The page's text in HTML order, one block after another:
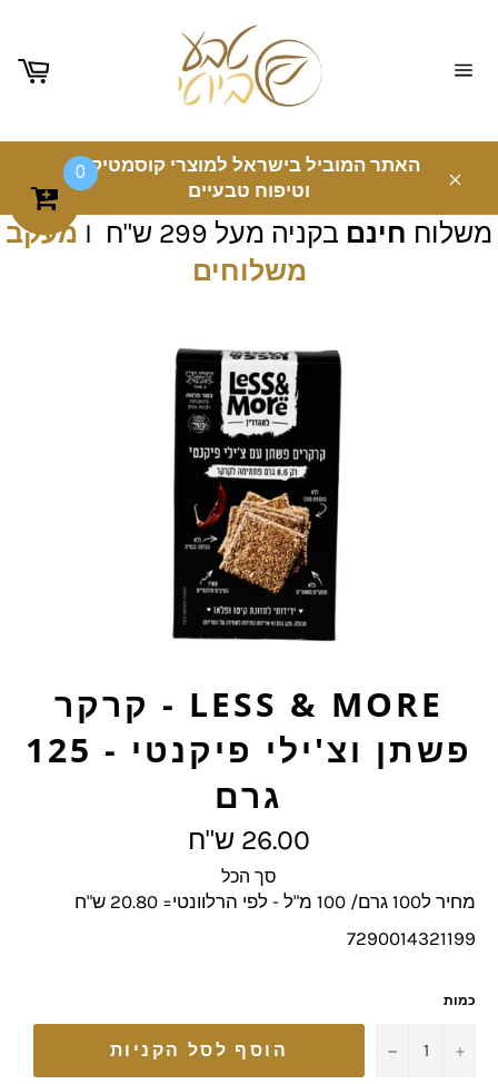
האתר המוביל בישראל למוצרי קוסמטיקה
וטיפוח טבעיים
משלוח חינם בקניה מעל 299 ש"ח I
מעקב
משלוחים
LESS & MORE - קרקר
פשתן וצ'ילי פיקנטי - 125
גרם
מחיר
מלא
26.00 ש"ח
סך הכל
מחיר ל100 גרם/ 100 מ"ל - לפי הרלוונטי= 20.80 ש"ח
7290014321199
כמות
− + הוסף לסל הקניות
0